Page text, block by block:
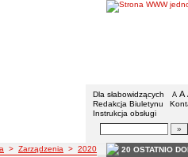
BIP - Urząd
Menu dodatkowe
Dla słabowidzących A A
Redakcja Biuletynu
Instrukcja obsługi
Wyszukiwarka artykułów
> Zarządzenia > 2020
20 OSTATNIO